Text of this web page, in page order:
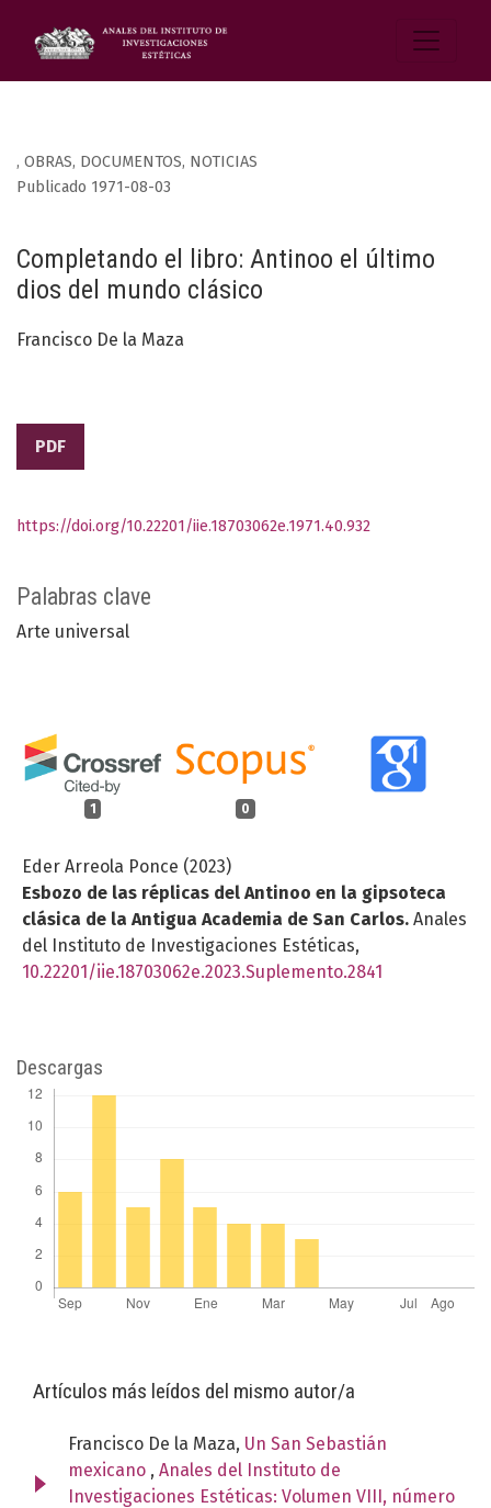
, OBRAS, DOCUMENTOS, NOTICIAS
Completando el libro: Antinoo el último
dios del mundo clásico
Publicado 1971-08-03
Francisco De la Maza
PDF
Palabras clave
Arte universal
1 0
Eder Arreola Ponce (2023)
Esbozo de las réplicas del Antinoo en la gipsoteca
clásica de la Antigua Academia de San Carlos. Anales
del Instituto de Investigaciones Estéticas,
10.22201/iie.18703062e.2023.Suplemento.2841
https://doi.org/10.22201/iie.18703062e.1971.40.932
Descargas
Artículos más leídos del mismo autor/a
Francisco De la Maza, Un San Sebastián
mexicano , Anales del Instituto de
Investigaciones Estéticas: Volumen VIII, número